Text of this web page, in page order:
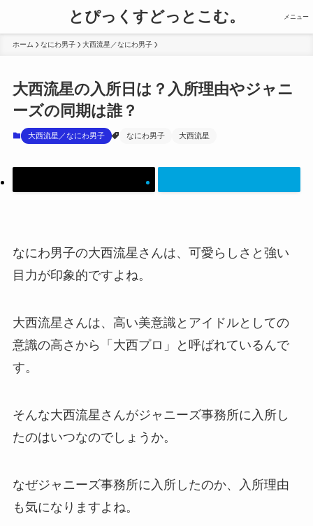
とぴっくすどっとこむ。 メニュー
ホーム なにわ男子 大西流星／なにわ男子
大西流星の入所日は？入所理由やジャニ
ーズの同期は誰？
大西流星／なにわ男子 なにわ男子 大西流星
なにわ男子の大西流星さんは、可愛らしさと強い
目力が印象的ですよね。
大西流星さんは、高い美意識とアイドルとしての
意識の高さから「大西プロ」と呼ばれているんで
す。
そんな大西流星さんがジャニーズ事務所に入所し
たのはいつなのでしょうか。
なぜジャニーズ事務所に入所したのか、入所理由
も気になりますよね。